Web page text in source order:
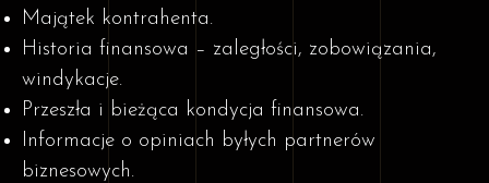
Majątek kontrahenta.
Historia finansowa – zaległości, zobowiązania,
windykacje.
Przeszła i bieżąca kondycja finansowa.
Informacje o opiniach byłych partnerów
biznesowych.